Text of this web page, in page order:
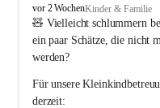
F
r
a
x
r
n
vor 2 WochenKinder & Familie
🧸 Vielleicht schlummern
ein paar Schätze, die nicht
werden?
Für unsere
derzeit: